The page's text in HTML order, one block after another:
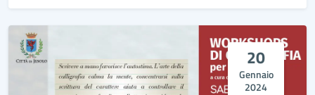
20
Gennaio
2024